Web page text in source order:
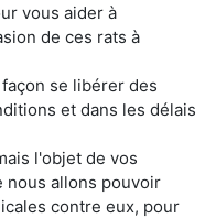
vous aider à
de ces rats à
se libérer des
et dans les délais
l'objet de vos
nous allons pouvoir
contre eux, pour